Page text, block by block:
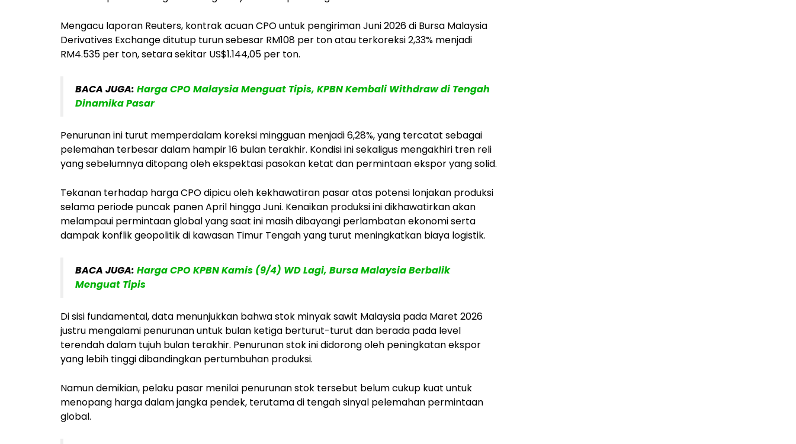
Mengacu laporan Reuters, kontrak acuan CPO untuk pengiriman Juni 2026 di Bursa Malaysia
Derivatives Exchange ditutup turun sebesar RM108 per ton atau terkoreksi 2,33% menjadi
RM4.535 per ton, setara sekitar US$1.144,05 per ton.
BACA JUGA: Harga CPO Malaysia Menguat Tipis, KPBN Kembali Withdraw di Tengah
Dinamika Pasar
Penurunan ini turut memperdalam koreksi mingguan menjadi 6,28%, yang tercatat sebagai
pelemahan terbesar dalam hampir 16 bulan terakhir. Kondisi ini sekaligus mengakhiri tren reli
yang sebelumnya ditopang oleh ekspektasi pasokan ketat dan permintaan ekspor yang solid.
Tekanan terhadap harga CPO dipicu oleh kekhawatiran pasar atas potensi lonjakan produksi
selama periode puncak panen April hingga Juni. Kenaikan produksi ini dikhawatirkan akan
melampaui permintaan global yang saat ini masih dibayangi perlambatan ekonomi serta
dampak konflik geopolitik di kawasan Timur Tengah yang turut meningkatkan biaya logistik.
BACA JUGA: Harga CPO KPBN Kamis (9/4) WD Lagi, Bursa Malaysia Berbalik
Menguat Tipis
Di sisi fundamental, data menunjukkan bahwa stok minyak sawit Malaysia pada Maret 2026
justru mengalami penurunan untuk bulan ketiga berturut-turut dan berada pada level
terendah dalam tujuh bulan terakhir. Penurunan stok ini didorong oleh peningkatan ekspor
yang lebih tinggi dibandingkan pertumbuhan produksi.
Namun demikian, pelaku pasar menilai penurunan stok tersebut belum cukup kuat untuk
menopang harga dalam jangka pendek, terutama di tengah sinyal pelemahan permintaan
global.